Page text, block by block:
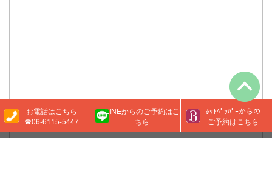
お電話はこちら
☎06-6115-5447
LINEからのご予約はこ
ちら
ﾎｯﾄﾍﾟｯﾊﾟｰからの
ご予約はこちら